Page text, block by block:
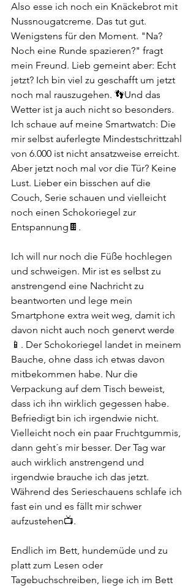
Also esse ich noch ein Knäckebrot mit
Nussnougatcreme. Das tut gut.
Wenigstens für den Moment. "Na?
Noch eine Runde spazieren?" fragt
mein Freund. Lieb gemeint aber: Echt
jetzt? Ich bin viel zu geschafft um jetzt
noch mal rauszugehen. 👣Und das
Wetter ist ja auch nicht so besonders.
Ich schaue auf meine Smartwatch: Die
mir selbst auferlegte Mindestschrittzahl
von 6.000 ist nicht ansatzweise erreicht.
Aber jetzt noch mal vor die Tür? Keine
Lust. Lieber ein bisschen auf die
Couch, Serie schauen und vielleicht
noch einen Schokoriegel zur
Entspannung🍫.
Ich will nur noch die Füße hochlegen
und schweigen. Mir ist es selbst zu
anstrengend eine Nachricht zu
beantworten und lege mein
Smartphone extra weit weg, damit ich
davon nicht auch noch genervt werde
📱. Der Schokoriegel landet in meinem
Bauche, ohne dass ich etwas davon
mitbekommen habe. Nur die
Verpackung auf dem Tisch beweist,
dass ich ihn wirklich gegessen habe.
Befriedigt bin ich irgendwie nicht.
Vielleicht noch ein paar Fruchtgummis,
dann geht´s mir besser. Der Tag war
auch wirklich anstrengend und
irgendwie brauche ich das jetzt.
Während des Serieschauens schlafe ich
fast ein und es fällt mir schwer
aufzustehen📺.
Endlich im Bett, hundemüde und zu
platt zum Lesen oder
Tagebuchschreiben, liege ich im Bett